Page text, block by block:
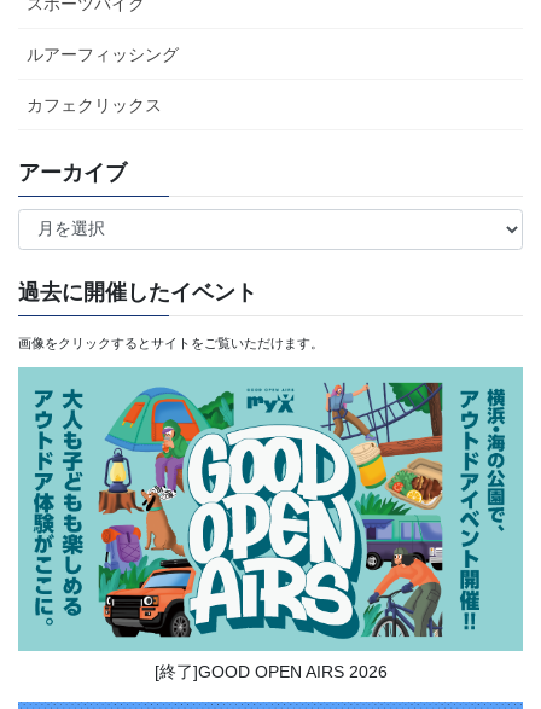
ルアーフィッシング
カフェクリックス
アーカイブ
ア
ー
カ
イ
ブ
過去に開催したイベント
画像をクリックするとサイトをご覧いただけます。
[終了]GOOD OPEN AIRS 2026